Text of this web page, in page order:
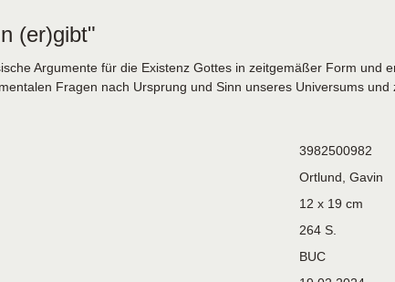
(er)gibt"
Argumente für die Existenz Gottes in zeitgemäßer Form
Fragen nach Ursprung und Sinn unseres Universums
3982500982
Ortlund, Gavin
12 x 19 cm
264 S.
BUC